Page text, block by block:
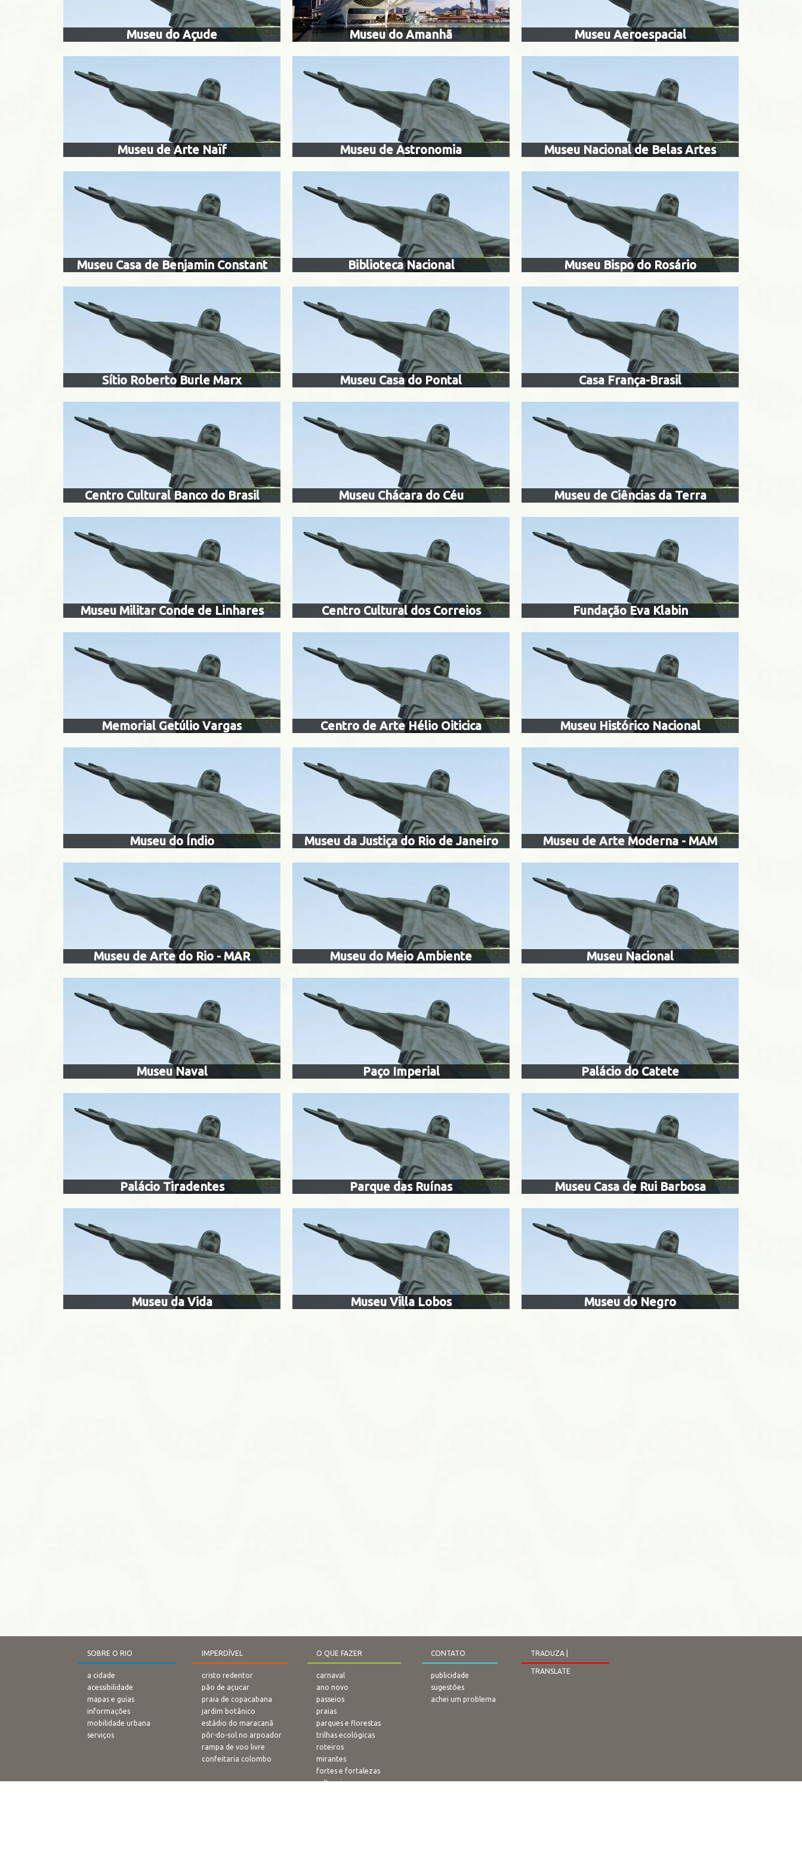
Museu do Açude Museu do Amanhã Museu Aeroespacial
Campo dos Afonsos
Museu de Arte Naïf Museu de Astronomia
São Cristóvão
Museu Nacional de Belas Artes
Museu Casa de Benjamin Constant
museu casa de benjamin
Biblioteca Nacional
biblioteca nacional
Museu Bispo do Rosário
museu bispo do
Sítio Roberto Burle Marx
sítio roberto burle marx
Museu Casa do Pontal
museu casa do pontal
Recreio dos Bandeirantes
Casa França-Brasil
Centro Cultural Banco do Brasil
centro cultural banco do
Museu Chácara do Céu
museu chácara do céu
Museu de Ciências da Terra
museu de ciências
Museu Militar Conde de Linhares
museu militar conde de
Centro Cultural dos Correios
centro cultural dos correios
Fundação Eva Klabin
Memorial Getúlio Vargas
memorial municipal getúlio
Centro de Arte Hélio Oiticica
centro municipal de arte
hélio oiticica
Museu Histórico Nacional
museu histórico
Museu do Índio
museu do índio
Museu da Justiça do Rio de Janeiro
museu da justiça do estado
do rio de janeiro
Museu de Arte Moderna - MAM
museu de arte
Museu de Arte do Rio - MAR
museu de arte do rio - mar
Museu do Meio Ambiente
museu do meio ambiente
Museu Nacional
Museu Naval
museu naval
Paço Imperial
paço imperial
Palácio do Catete
Palácio Tiradentes
palácio tiradentes
Parque das Ruínas
centro cultural municipal
parque das ruínas
Santa Teresa
Museu Casa de Rui Barbosa
museu casa de rui
Museu da Vida
museu da vida
Museu Villa Lobos
museu villa lobos
Museu do Negro
SOBRE O RIO
a cidade
acessibilidade
mapas e guias
informações
mobilidade urbana
serviços
IMPERDÍVEL
cristo redentor
pão de açucar
praia de copacabana
jardim botânico
estádio do maracanã
pôr-do-sol no arpoador
rampa de voo livre
confeitaria colombo
O QUE FAZER
carnaval
ano novo
passeios
praias
parques e florestas
trilhas ecológicas
roteiros
mirantes
fortes e fortalezas
culturais
CONTATO
publicidade
sugestões
achei um problema
TRADUZA |
TRANSLATE